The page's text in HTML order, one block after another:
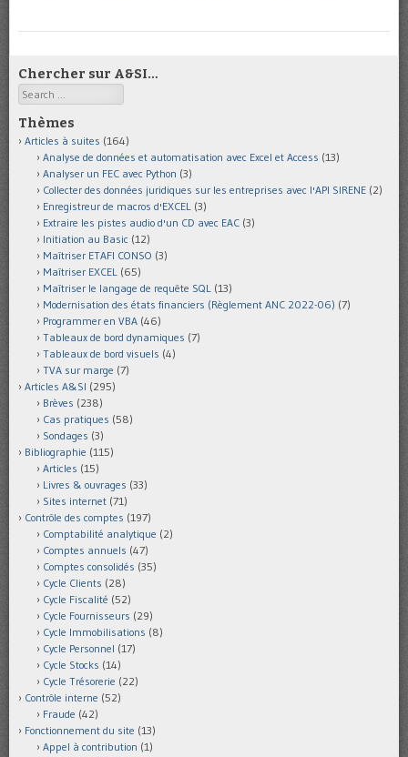
Chercher sur A&SI…
Search
Thèmes
Articles à suites (164)
Analyse de données et automatisation avec Excel et Access (13)
Analyser un FEC avec Python (3)
Collecter des données juridiques sur les entreprises avec l'API SIRENE (2)
Enregistreur de macros d'EXCEL (3)
Extraire les pistes audio d'un CD avec EAC (3)
Initiation au Basic (12)
Maîtriser ETAFI CONSO (3)
Maîtriser EXCEL (65)
Maîtriser le langage de requête SQL (13)
Modernisation des états financiers (Règlement ANC 2022-06) (7)
Programmer en VBA (46)
Tableaux de bord dynamiques (7)
Tableaux de bord visuels (4)
TVA sur marge (7)
Articles A&SI (295)
Brèves (238)
Cas pratiques (58)
Sondages (3)
Bibliographie (115)
Articles (15)
Livres & ouvrages (33)
Sites internet (71)
Contrôle des comptes (197)
Comptabilité analytique (2)
Comptes annuels (47)
Comptes consolidés (35)
Cycle Clients (28)
Cycle Fiscalité (52)
Cycle Fournisseurs (29)
Cycle Immobilisations (8)
Cycle Personnel (17)
Cycle Stocks (14)
Cycle Trésorerie (22)
Contrôle interne (52)
Fraude (42)
Fonctionnement du site (13)
Appel à contribution (1)